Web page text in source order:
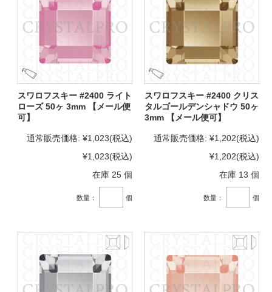
スワロフスキー #2400 ライト
ローズ 50ヶ 3mm 【メール便
可】
通常販売価格: ¥1,023(税込)
¥1,023(税込)
在庫 25 個
数量： 個
スワロフスキー #2400 クリス
タルゴールデンシャドウ 50ヶ
3mm 【メール便可】
通常販売価格: ¥1,202(税込)
¥1,202(税込)
在庫 13 個
数量： 個